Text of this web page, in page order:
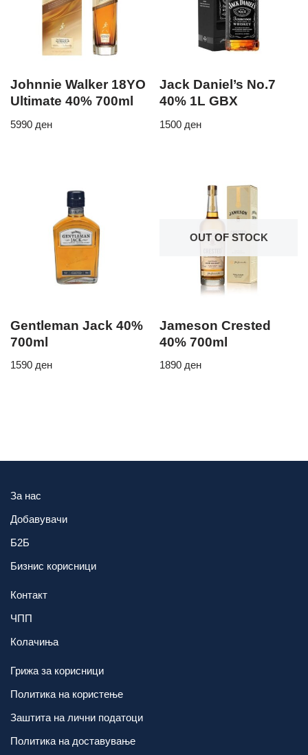
Johnnie Walker 18YO
Ultimate 40% 700ml
5990 ден
Jack Daniel’s No.7
40% 1L GBX
1500 ден
Gentleman Jack 40%
700ml
1590 ден
OUT OF STOCK
Jameson Crested
40% 700ml
1890 ден
За нас
Добавувачи
Б2Б
Бизнис корисници
Контакт
ЧПП
Колачиња
Грижа за корисници
Политика на користење
Заштита на лични податоци
Политика на доставување